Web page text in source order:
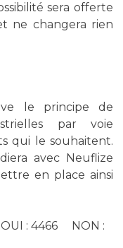
sera offerte
ne changera rien
le principe de
par voie
qui le souhaitent.
avec Neuflize
en place ainsi
: 4466 NON :